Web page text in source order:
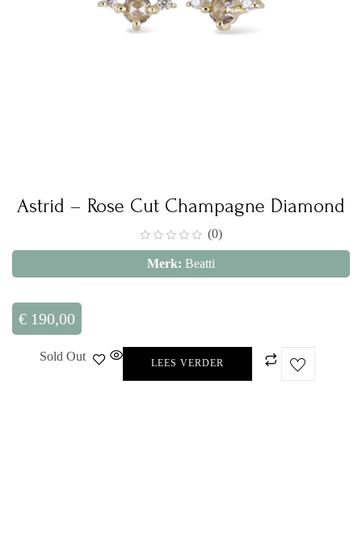
Astrid – Rose Cut Champagne Diamond
(0)
Merk: Beatti
€ 190,00
Sold Out LEES VERDER